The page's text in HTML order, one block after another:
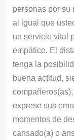
personas por su
al igual que
un servicio vital
empático. El
tenga la
buena actitud,
exprese sus
momentos de
cansado(a) o